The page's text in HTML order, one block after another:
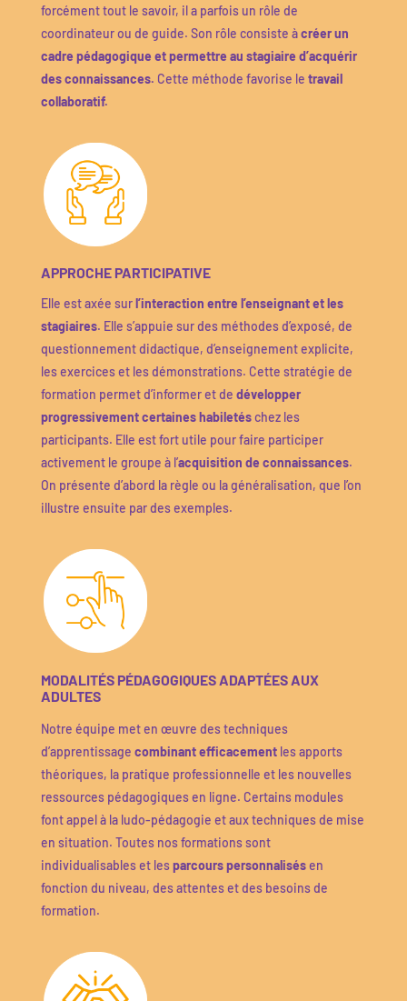
forcément tout le savoir, il a parfois un rôle de
coordinateur ou de guide. Son rôle consiste àcréer un
cadre pédagogique et permettre au stagiaire d’acquérir
des connaissances. Cette méthode favorise le travail
collaboratif.
APPROCHE PARTICIPATIVE
Elle est axée surl’interaction entre l’enseignant et les
stagiaires. Elle s’appuie sur des méthodes d’exposé, de
questionnement didactique, d’enseignement explicite,
les exercices et les démonstrations. Cette stratégie de
formation permet d’informer et de développer
progressivement certaines habiletéschez les
participants. Elle est fort utile pour faire participer
activement le groupe à l’acquisition de connaissances.
On présente d’abord la règle ou la généralisation, que l’on
illustre ensuite par des exemples.
MODALITÉS PÉDAGOGIQUES ADAPTÉES AUX
ADULTES
Notre équipe met en œuvre des techniques
d’apprentissage combinant efficacementles apports
théoriques, la pratique professionnelle et les nouvelles
ressources pédagogiques en ligne. Certains modules
font appel à la ludo-pédagogie et aux techniques de mise
en situation. Toutes nos formations sont
individualisables et lesparcours personnalisésen
fonction du niveau, des attentes et des besoins de
formation.